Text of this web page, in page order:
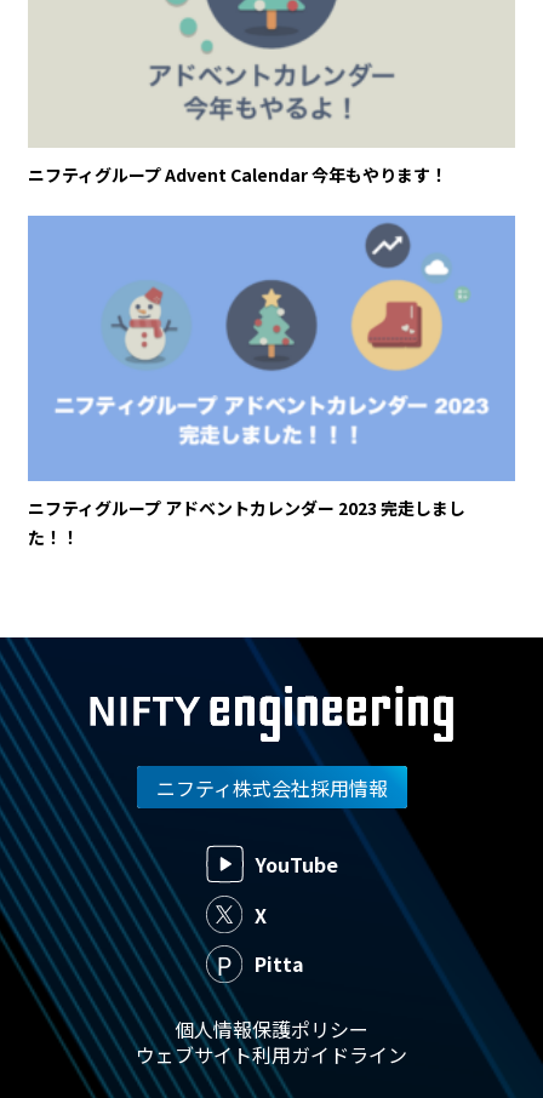
ニフティグループ Advent Calendar 今年もやります！
ニフティグループ アドベントカレンダー 2023 完走しまし
た！！
ニフティ株式会社採用情報
YouTube
X
Pitta
個人情報保護ポリシー
ウェブサイト利用ガイドライン